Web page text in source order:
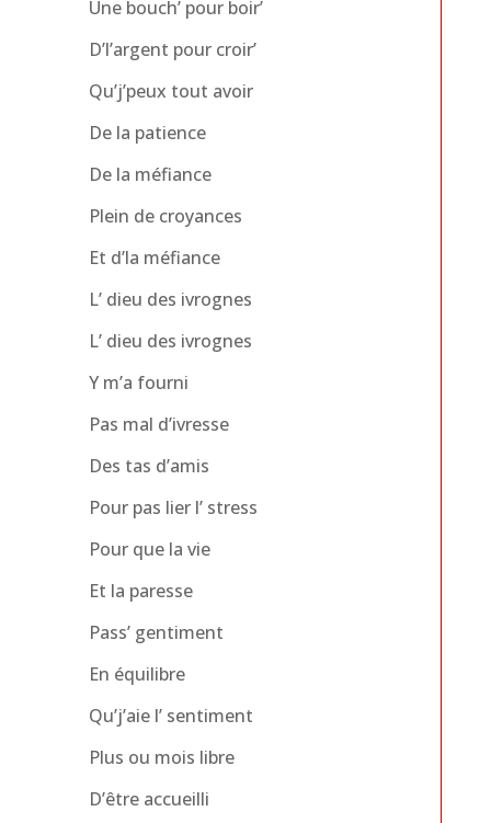
Une bouch’ pour boir’
D’l’argent pour croir’
Qu’j’peux tout avoir
De la patience
De la méfiance
Plein de croyances
Et d’la méfiance
L’ dieu des ivrognes
L’ dieu des ivrognes
Y m’a fourni
Pas mal d’ivresse
Des tas d’amis
Pour pas lier l’ stress
Pour que la vie
Et la paresse
Pass’ gentiment
En équilibre
Qu’j’aie l’ sentiment
Plus ou mois libre
D’être accueilli